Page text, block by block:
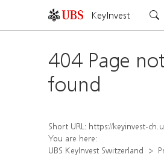
KeyInvest
404 Page not
found
Short URL: https://keyinvest-ch.ubs.com/produkt/
You are here:
UBS KeyInvest Switzerland